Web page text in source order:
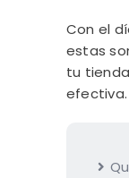
Con el
estas
tu
efectiva.